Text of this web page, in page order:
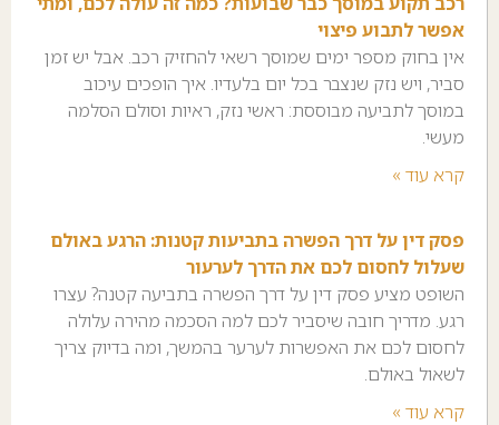
אפשר לתבוע פיצוי
אין בחוק מספר ימים שמוסך רשאי להחזיק רכב. אבל יש זמן
סביר, ויש נזק שנצבר בכל יום בלעדיו. איך הופכים עיכוב
במוסך לתביעה מבוססת: ראשי נזק, ראיות וסולם הסלמה
מעשי.
קרא עוד »
פסק דין על דרך הפשרה בתביעות קטנות: הרגע באולם
שעלול לחסום לכם את הדרך לערעור
השופט מציע פסק דין על דרך הפשרה בתביעה קטנה? עצרו
רגע. מדריך חובה שיסביר לכם למה הסכמה מהירה עלולה
לחסום לכם את האפשרות לערער בהמשך, ומה בדיוק צריך
לשאול באולם.
קרא עוד »